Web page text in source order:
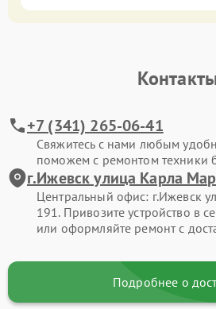
+7 (341) 265-06-41
Свяжитесь с нами любым
поможем с ремонтом техники
г.Ижевск улица Карла
Центральный офис: г.Ижевск
191. Привозите устройство в
или оформляйте ремонт с
Подробнее о